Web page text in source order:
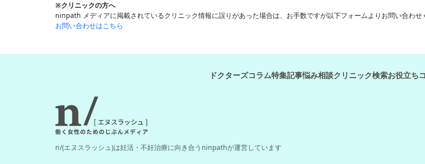
※クリニックの方へ
ninpath メディアに掲載されているクリニック情報に誤りがあった場合は、お手数ですが以下フォームよりお問い合わせ
お問い合わせはこちら
ドクターズコラム特集記事悩み相談クリニック検索お役立ち
n/(エヌスラッシュ)は妊活・不妊治療に向き合うninpathが運営しています